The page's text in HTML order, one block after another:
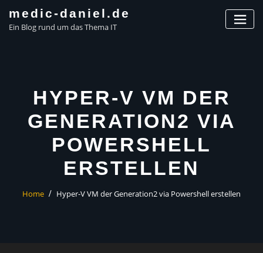
content
medic-daniel.de
Ein Blog rund um das Thema IT
HYPER-V VM DER
GENERATION2 VIA
POWERSHELL
ERSTELLEN
Home Hyper-V VM der Generation2 via Powershell erstellen